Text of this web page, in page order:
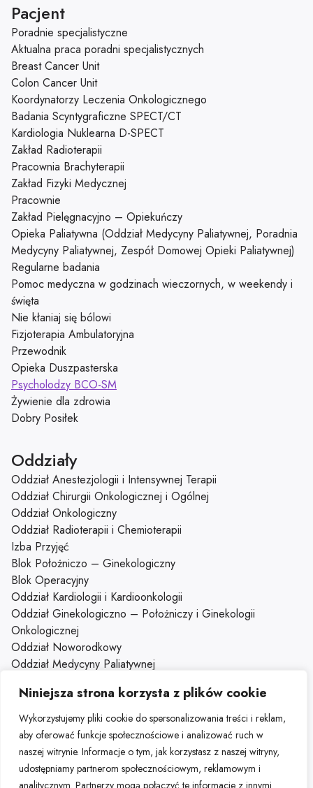
Niniejsza strona korzysta z plików cookie
Wykorzystujemy pliki cookie do spersonalizowania treści i reklam,
aby oferować funkcje społecznościowe i analizować ruch w
naszej witrynie. Informacje o tym, jak korzystasz z naszej witryny,
udostępniamy partnerom społecznościowym, reklamowym i
analitycznym. Partnerzy mogą połączyć te informacje z innymi
Pacjent
Poradnie specjalistyczne
Aktualna praca poradni specjalistycznych
Breast Cancer Unit
Colon Cancer Unit
Koordynatorzy Leczenia Onkologicznego
Badania Scyntygraficzne SPECT/CT
Kardiologia Nuklearna D-SPECT
Zakład Radioterapii
Pracownia Brachyterapii
Zakład Fizyki Medycznej
Pracownie
Zakład Pielęgnacyjno – Opiekuńczy
Opieka Paliatywna (Oddział Medycyny Paliatywnej, Poradnia
Medycyny Paliatywnej, Zespół Domowej Opieki Paliatywnej)
Regularne badania
Pomoc medyczna w godzinach wieczornych, w weekendy i
święta
Nie kłaniaj się bólowi
Fizjoterapia Ambulatoryjna
Przewodnik
Opieka Duszpasterska
Psycholodzy BCO-SM
Żywienie dla zdrowia
Dobry Posiłek
Oddziały
Oddział Anestezjologii i Intensywnej Terapii
Oddział Chirurgii Onkologicznej i Ogólnej
Oddział Onkologiczny
Oddział Radioterapii i Chemioterapii
Izba Przyjęć
Blok Położniczo – Ginekologiczny
Blok Operacyjny
Oddział Kardiologii i Kardioonkologii
Oddział Ginekologiczno – Położniczy i Ginekologii
Onkologicznej
Oddział Noworodkowy
Oddział Medycyny Paliatywnej
Wewnętrznych
Oddział Dzienny Kliniki Onkologii
Klinika Onkologii